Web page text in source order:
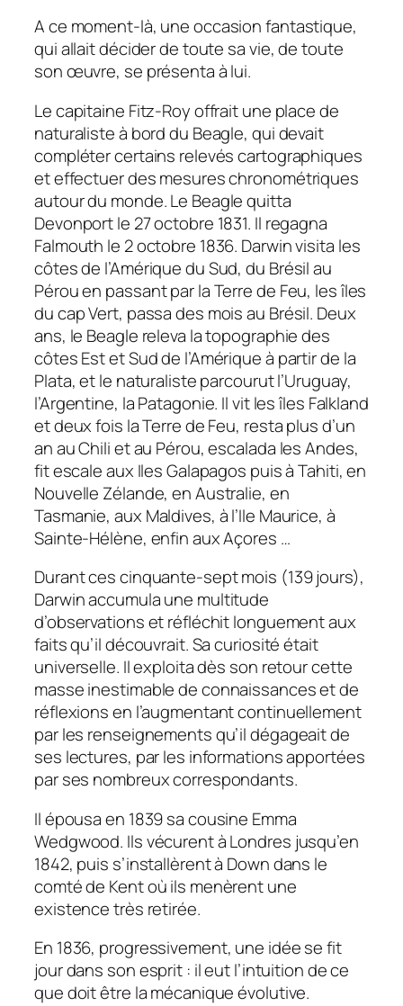
A ce moment-là, une occasion fantastique,
qui allait décider de toute sa vie, de toute
son œuvre, se présenta à lui.
Le capitaine Fitz-Roy offrait une place de
naturaliste à bord du Beagle, qui devait
compléter certains relevés cartographiques
et effectuer des mesures chronométriques
autour du monde. Le Beagle quitta
Devonport le 27 octobre 1831. Il regagna
Falmouth le 2 octobre 1836. Darwin visita les
côtes de l’Amérique du Sud, du Brésil au
Pérou en passant par la Terre de Feu, les îles
du cap Vert, passa des mois au Brésil. Deux
ans, le Beagle releva la topographie des
côtes Est et Sud de l’Amérique à partir de la
Plata, et le naturaliste parcourut l’Uruguay,
l’Argentine, la Patagonie. Il vit les îles Falkland
et deux fois la Terre de Feu, resta plus d’un
an au Chili et au Pérou, escalada les Andes,
fit escale aux Iles Galapagos puis à Tahiti, en
Nouvelle Zélande, en Australie, en
Tasmanie, aux Maldives, à l’Ile Maurice, à
Sainte-Hélène, enfin aux Açores …
Durant ces cinquante-sept mois (139 jours),
Darwin accumula une multitude
d’observations et réfléchit longuement aux
faits qu’il découvrait. Sa curiosité était
universelle. Il exploita dès son retour cette
masse inestimable de connaissances et de
réflexions en l’augmentant continuellement
par les renseignements qu’il dégageait de
ses lectures, par les informations apportées
par ses nombreux correspondants.
Il épousa en 1839 sa cousine Emma
Wedgwood. Ils vécurent à Londres jusqu’en
1842, puis s’installèrent à Down dans le
comté de Kent où ils menèrent une
existence très retirée.
En 1836, progressivement, une idée se fit
jour dans son esprit : il eut l’intuition de ce
que doit être la mécanique évolutive.